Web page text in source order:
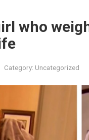
who
Category: Uncategorized